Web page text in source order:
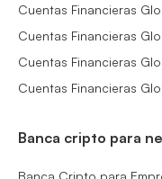
Cuentas Financieras
Cuentas Financieras
Cuentas Financieras
Cuentas Financieras
Banca cripto para
Banca Cripto para